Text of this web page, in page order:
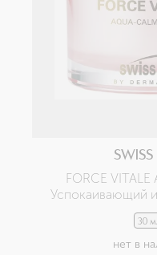
SWISS
FORCE
Успокаивающий
крем для
30
нет в